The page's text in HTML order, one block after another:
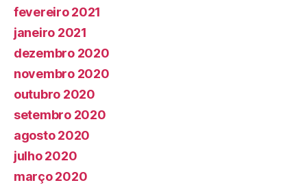
fevereiro 2021
janeiro 2021
dezembro 2020
novembro 2020
outubro 2020
setembro 2020
agosto 2020
julho 2020
março 2020